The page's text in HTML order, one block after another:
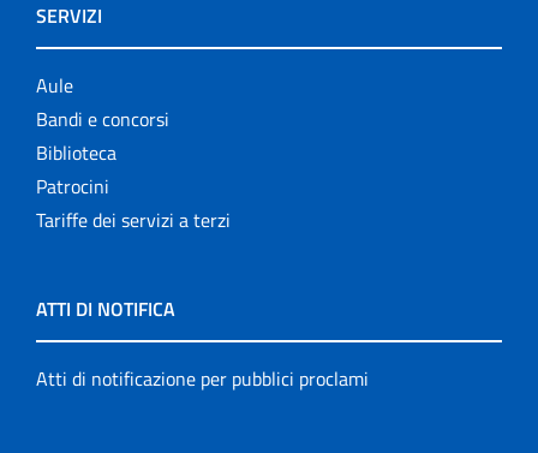
SERVIZI
Aule
Bandi e concorsi
Biblioteca
Patrocini
Tariffe dei servizi a terzi
ATTI DI NOTIFICA
Atti di notificazione per pubblici proclami